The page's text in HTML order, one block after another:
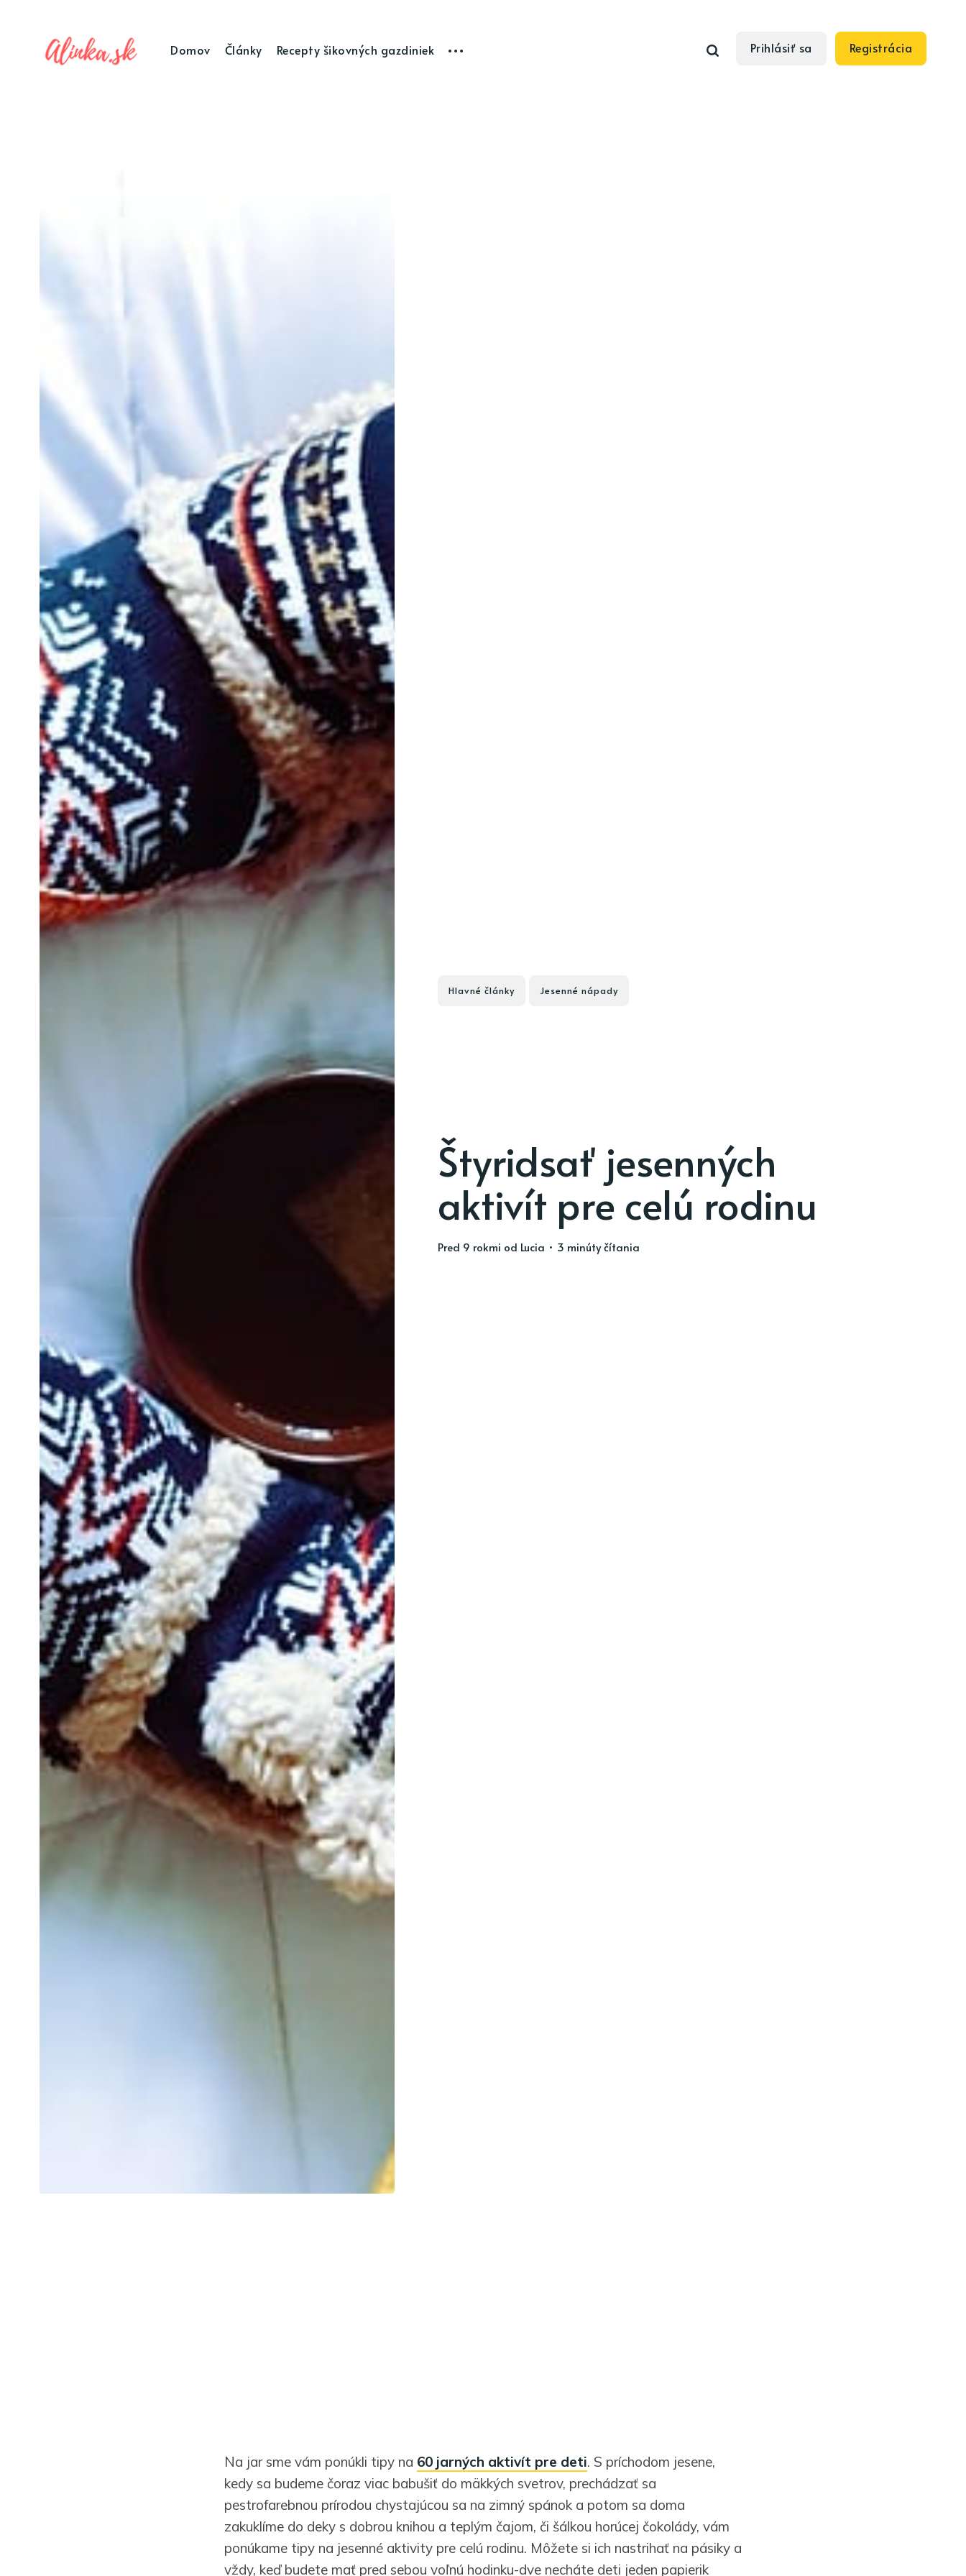
Domov Články Recepty šikovných gazdiniek Prihlásiť sa Registrácia
Hlavné články Jesenné nápady
Štyridsať jesenných
aktivít pre celú rodinu
pred 9 rokmi od Lucia • 3 minúty čítania
Na jar sme vám ponúkli tipy na 60 jarných aktivít pre deti. S príchodom jesene,
kedy sa budeme čoraz viac babušiť do mäkkých svetrov, prechádzať sa
pestrofarebnou prírodou chystajúcou sa na zimný spánok a potom sa doma
zakuklíme do deky s dobrou knihou a teplým čajom, či šálkou horúcej čokolády, vám
ponúkame tipy na jesenné aktivity pre celú rodinu. Môžete si ich nastrihať na pásiky a
vždy, keď budete mať pred sebou voľnú hodinku-dve necháte deti jeden papierik